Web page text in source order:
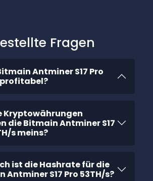
Fragen
Antminer S17 Pro
Kryptowährungen
die Bitmain Antminer S17
s meins?
ist die Hashrate für die
Antminer S17 Pro 53TH/s?